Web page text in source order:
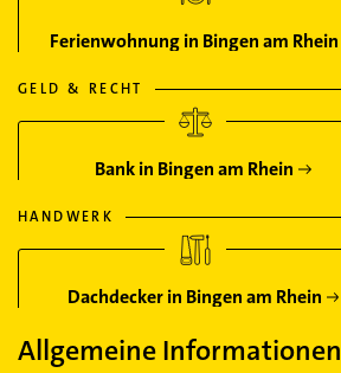
Ferienwohnung in Bingen am Rhein
GELD & RECHT
Bank in Bingen am Rhein
HANDWERK
Dachdecker in Bingen am Rhein
Allgemeine Informationen